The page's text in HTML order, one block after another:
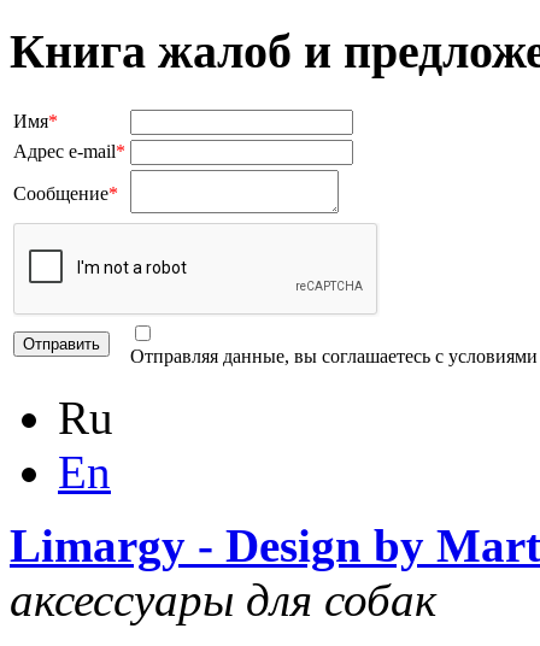
Книга жалоб и
Имя*
Адрес e-mail*
Сообщение*
Отправляя данные, вы соглашаетесь с
Ru
En
Limargy - Design by
аксессуары для собак